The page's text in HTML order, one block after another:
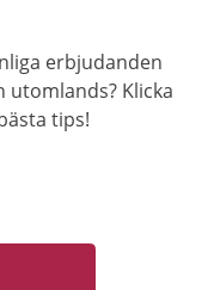
erbjudanden
utomlands? Klicka
tips!